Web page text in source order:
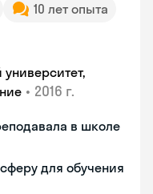
10 лет опыта
• 2016 г.
в школе
для обучения